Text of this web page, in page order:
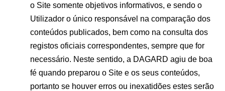
o Site somente objetivos informativos, e sendo o
Utilizador o único responsável na comparação dos
conteúdos publicados, bem como na consulta dos
registos oficiais correspondentes, sempre que for
necessário. Neste sentido, a DAGARD agiu de boa
fé quando preparou o Site e os seus conteúdos,
portanto se houver erros ou inexatidões estes serão